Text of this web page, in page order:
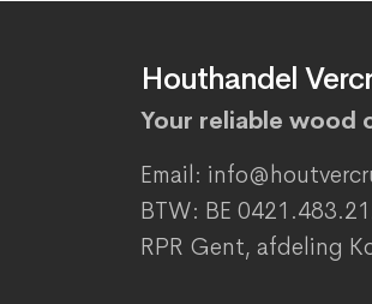
Houthandel
Your reliable wood
Email:
BTW: BE
RPR Gent, afdeling